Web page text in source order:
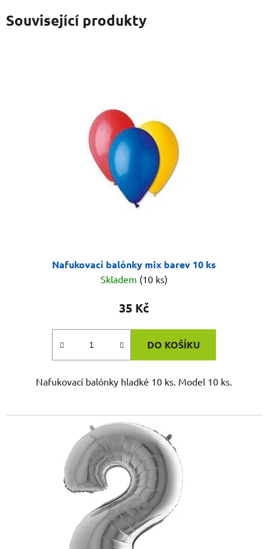
Související produkty
Nafukovací balónky mix barev 10 ks
Skladem (10 ks)
35 Kč
DO KOŠÍKU
Nafukovací balónky hladké 10 ks. Model 10 ks.